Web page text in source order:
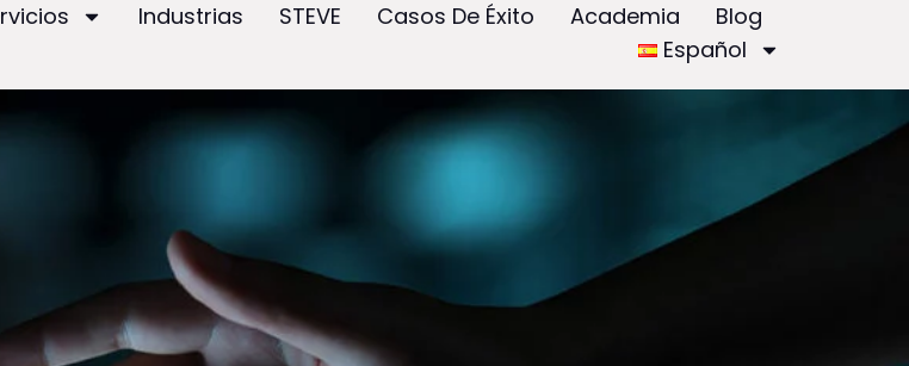
Industrias STEVE Casos De Éxito Academia
Blog
Español